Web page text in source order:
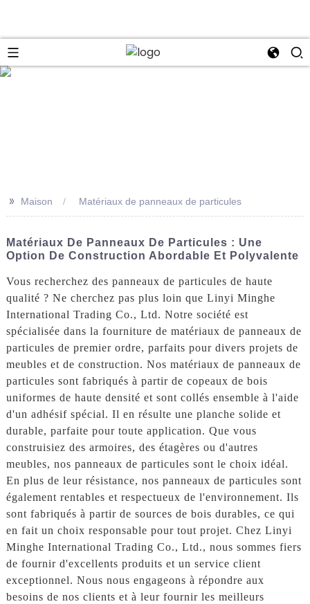
>> Maison Matériaux de panneaux de particules
Matériaux De Panneaux De Particules : Une
Option De Construction Abordable Et Polyvalente
Vous recherchez des panneaux de particules de haute
qualité ? Ne cherchez pas plus loin que Linyi Minghe
International Trading Co., Ltd. Notre société est
spécialisée dans la fourniture de matériaux de panneaux de
particules de premier ordre, parfaits pour divers projets de
meubles et de construction. Nos matériaux de panneaux de
particules sont fabriqués à partir de copeaux de bois
uniformes de haute densité et sont collés ensemble à l'aide
d'un adhésif spécial. Il en résulte une planche solide et
durable, parfaite pour toute application. Que vous
construisiez des armoires, des étagères ou d'autres
meubles, nos panneaux de particules sont le choix idéal.
En plus de leur résistance, nos panneaux de particules sont
également rentables et respectueux de l'environnement. Ils
sont fabriqués à partir de sources de bois durables, ce qui
en fait un choix responsable pour tout projet. Chez Linyi
Minghe International Trading Co., Ltd., nous sommes fiers
de fournir d'excellents produits et un service client
exceptionnel. Nous nous engageons à répondre aux
besoins de nos clients et à leur fournir les meilleurs